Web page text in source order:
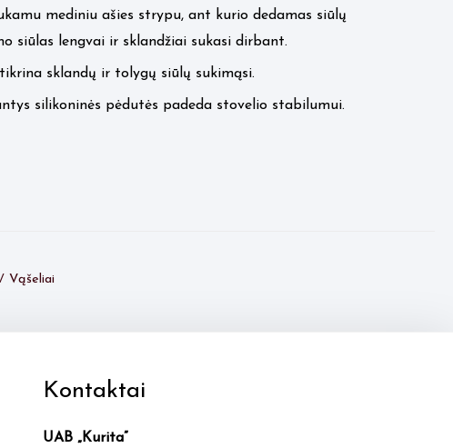
mediniu ašies strypu, ant kurio dedamas siūlų
siūlas lengvai ir sklandžiai sukasi dirbant.
sklandų ir tolygų siūlų sukimąsi.
silikoninės pėdutės padeda stovelio stabilumui.
Vąšeliai
Kontaktai
UAB „Kurita”